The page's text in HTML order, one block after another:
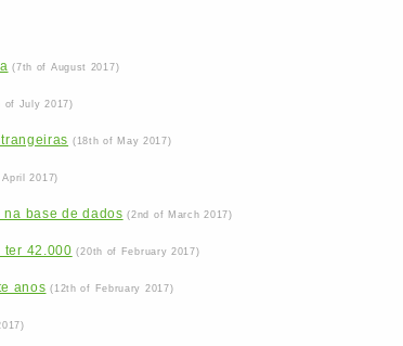
(7th of August 2017)
of July 2017)
(18th of May 2017)
2017)
base de dados (2nd of March 2017)
ter 42.000 (20th of February 2017)
anos (12th of February 2017)